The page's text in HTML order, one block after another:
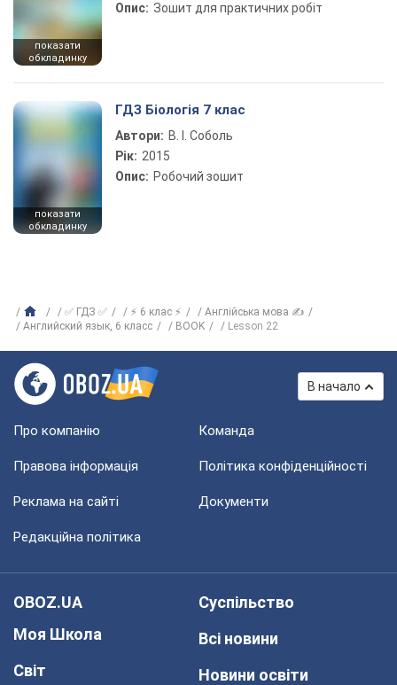
показати
обкладинку
Опис: Зошит для практичних робіт
показати
обкладинку
ГДЗ Біологія 7 клас
Автори: В. І. Соболь
Рік: 2015
Опис: Робочий зошит
✅ ГДЗ ✅ ⚡ 6 клас ⚡
Англійська мова ✍
Английский язык, 6 класс
BOOK Lesson 22
В начало
Про компанію Команда
Правова інформація Політика конфіденційності
Реклама на сайті Документи
Редакційна політика
OBOZ.UA
Моя Школа
Світ
Суспільство
Всі новини
Новини освіти